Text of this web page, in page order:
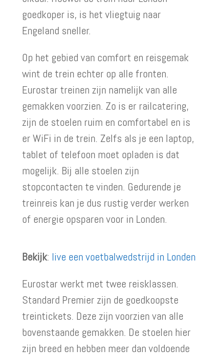
goedkoper is, is het vliegtuig naar
Engeland sneller.
Op het gebied van comfort en reisgemak
wint de trein echter op alle fronten.
Eurostar treinen zijn namelijk van alle
gemakken voorzien. Zo is er railcatering,
zijn de stoelen ruim en comfortabel en is
er WiFi in de trein. Zelfs als je een laptop,
tablet of telefoon moet opladen is dat
mogelijk. Bij alle stoelen zijn
stopcontacten te vinden. Gedurende je
treinreis kan je dus rustig verder werken
of energie opsparen voor in Londen.
Bekijk: live een voetbalwedstrijd in Londen
Eurostar werkt met twee reisklassen.
Standard Premier zijn de goedkoopste
treintickets. Deze zijn voorzien van alle
bovenstaande gemakken. De stoelen hier
zijn breed en hebben meer dan voldoende